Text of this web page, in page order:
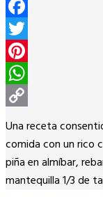
Facebook
Twitter
Pinterest
WhatsApp
Copy
Link
Una receta
comida con un rico
piña en almíbar,
mantequilla 1/3 de